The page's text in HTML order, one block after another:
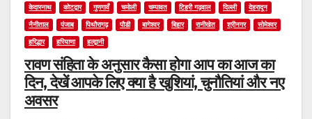
केदारनाथ कोटद्वार गुणगावँ चमोली चम्पावत टिहरी गढ़वाल दिल्ली देहरादून
नैनीताल पंजाब पिथौरागढ़ पौडी बागेश्वर बिहार रानीखेत श्रीनगर सोमेश्वर
हरिद्धार हरियाणा हल्द्वानी
रावण संहिता के अनुसार कैसा होगा आप का आज का
दिन, देखें आपके लिए क्या है खुशियां, चुनौतियां और नए
अवसर